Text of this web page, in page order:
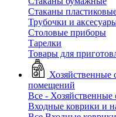
Стаканы
Трубочки и
Столовые приборы
Тарелки
Товары для
Хозяйственные
помещений
Все - Хозяйственные
Входные коврики и